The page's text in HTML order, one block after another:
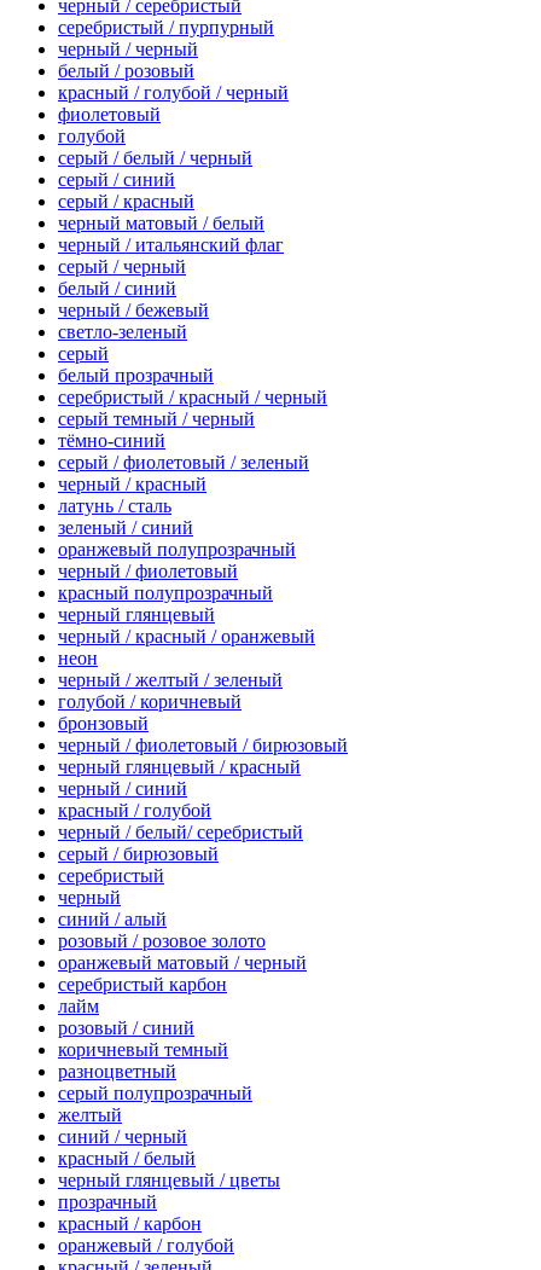
черный / серебристый
серебристый / пурпурный
черный / черный
белый / розовый
красный / голубой / черный
фиолетовый
голубой
серый / белый / черный
серый / синий
серый / красный
черный матовый / белый
черный / итальянский флаг
серый / черный
белый / синий
черный / бежевый
светло-зеленый
серый
белый прозрачный
серебристый / красный / черный
серый темный / черный
тёмно-синий
серый / фиолетовый / зеленый
черный / красный
латунь / сталь
зеленый / синий
оранжевый полупрозрачный
черный / фиолетовый
красный полупрозрачный
черный глянцевый
черный / красный / оранжевый
неон
черный / желтый / зеленый
голубой / коричневый
бронзовый
черный / фиолетовый / бирюзовый
черный глянцевый / красный
черный / синий
красный / голубой
черный / белый/ серебристый
серый / бирюзовый
серебристый
черный
синий / алый
розовый / розовое золото
оранжевый матовый / черный
серебристый карбон
лайм
розовый / синий
коричневый темный
разноцветный
серый полупрозрачный
желтый
синий / черный
красный / белый
черный глянцевый / цветы
прозрачный
красный / карбон
оранжевый / голубой